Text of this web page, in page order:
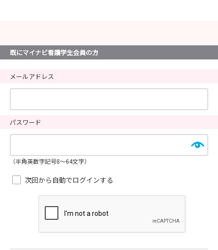
既にマイナビ看護学生会員の方
メールアドレス
パスワード
（半角英数字記号8～64文字）
次回から自動でログインする